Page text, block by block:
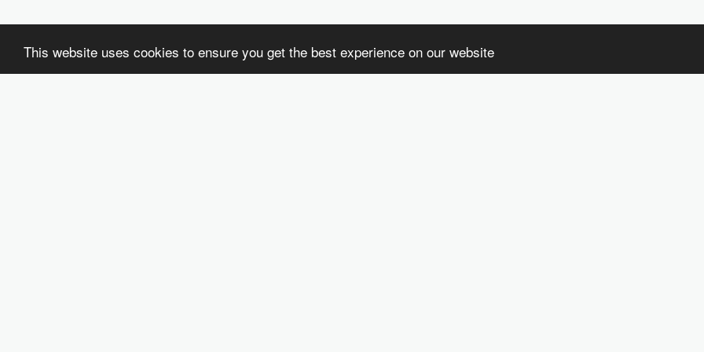
This website uses cookies to ensure you get the best experience on our website